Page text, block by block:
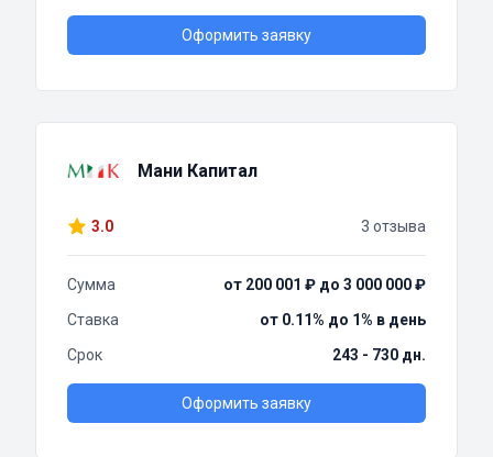
Оформить заявку
Мани Капитал
3.0 3 отзыва
Сумма
от 200 001 ₽ до 3 000 000 ₽
Ставка
от 0.11% до 1% в день
Срок
243 - 730 дн.
Оформить заявку